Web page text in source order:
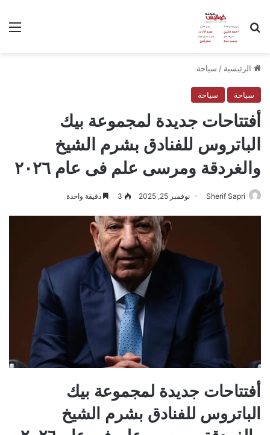
بحث عن
الرئيسية / سياحة
سياحة سياحة
أفتتاحات جديدة لمجموعة بيك
الباتروس للفنادق بشرم الشيخ
والغردقة ومرسى علم فى عام ٢٠٢٦
Sherif Sapri نوفمبر 25, 2025 3 دقيقة واحدة
أفتتاحات جديدة لمجموعة بيك
الباتروس للفنادق بشرم الشيخ